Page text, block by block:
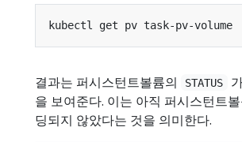
결과는 퍼시스턴트볼륨의 STATUS
을 보여준다. 이는 아직 퍼시스턴트
딩되지 않았다는 것을 의미한다.